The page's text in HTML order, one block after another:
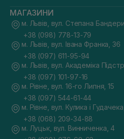
МАГАЗИНИ
м. Львів, вул. Степана
+38 (098) 778-13-79
м. Львів, вул. Івана Франка, 36
+38 (097) 611-95-94
м. Львів, вул. Академіка
+38 (097) 101-97-16
м. Рівне, вул. 16-го Липня, 15
+38 (097) 544-61-44
м. Рівне, вул. Кулика і
+38 (068) 209-34-88
м. Луцьк, вул. Винниченка, 4